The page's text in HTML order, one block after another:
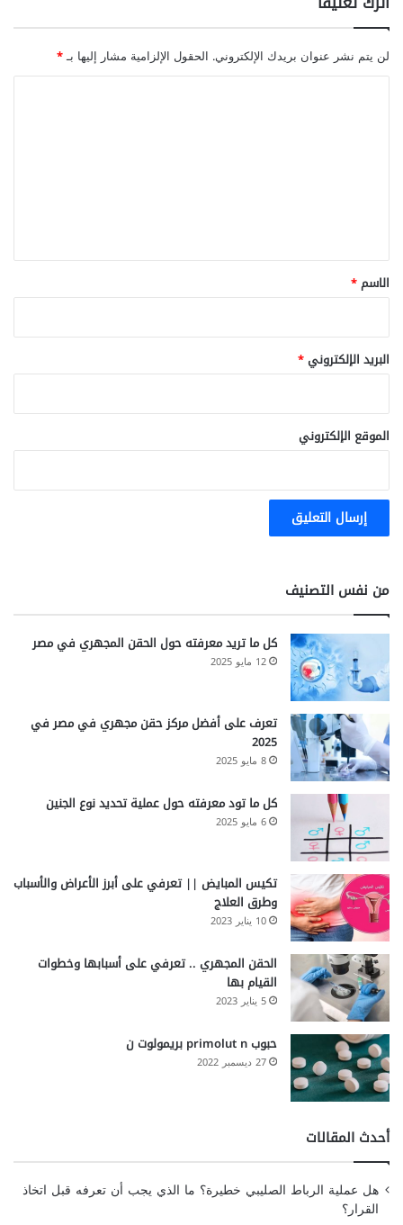
لن يتم نشر عنوان بريدك الإلكتروني. الحقول الإلزامية مشار إليها بـ*
*
الاسم*
البريد الإلكتروني*
الموقع الإلكتروني
من نفس التصنيف
كل ما تريد معرفته حول الحقن المجهري في مصر
12 مايو 2025
تعرف على أفضل مركز حقن مجهري في مصر في
2025
8 مايو 2025
كل ما تود معرفته حول عملية تحديد نوع الجنين
6 مايو 2025
تكيس المبايض || تعرفي على أبرز الأعراض والأسباب
وطرق العلاج
10 يناير 2023
الحقن المجهري .. تعرفي على أسبابها وخطوات
القيام بها
5 يناير 2023
حبوب primolut n بريمولوت ن
27 ديسمبر 2022
أحدث المقالات
هل عملية الرباط الصليبي خطيرة؟ ما الذي يجب أن تعرفه قبل اتخاذ
القرار؟